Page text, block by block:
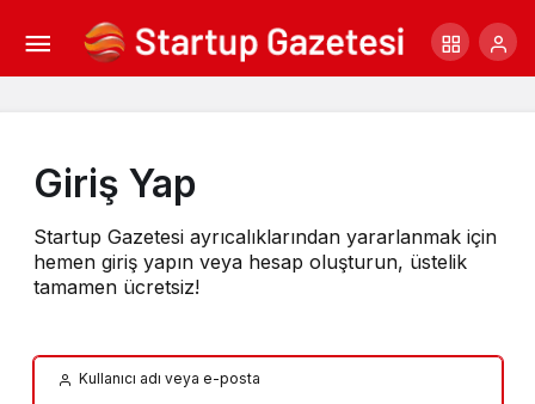
Giriş Yap
Startup Gazetesi ayrıcalıklarından yararlanmak için
hemen giriş yapın veya hesap oluşturun, üstelik
tamamen ücretsiz!
Kullanıcı adı veya e-posta